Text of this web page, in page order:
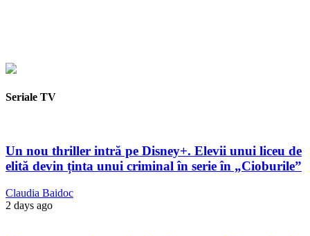
Seriale TV
Un nou thriller intră pe Disney+. Elevii unui liceu de
elită devin ținta unui criminal în serie în „Cioburile”
Claudia Baidoc
2 days ago